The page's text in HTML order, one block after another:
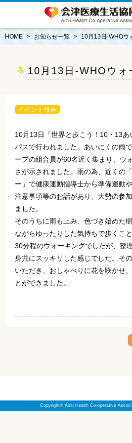
HOME お知らせ一覧 10月13日-WHOウ
10月13日-WHOウォ
イベント報告
10月13日「世界と歩こう！10・13
パスで行われました。あいにくの雨
ープの組合員が60名近く集まり、ウ
さが示されました。雨の為、近くの
ー」で健康運動指導士から準備運動
注意事項等のお話があり、大勢の参
ました。
そのうちに雨も止み、色づき始めた
ながらゆったりした気持ちで歩くこ
30分程のウォーキングでしたが、整
身共にスッキリした感じでした。そ
いただき、おしゃべりに花を咲かせ
とができました。
Copyright© Aizu Health Co-operative